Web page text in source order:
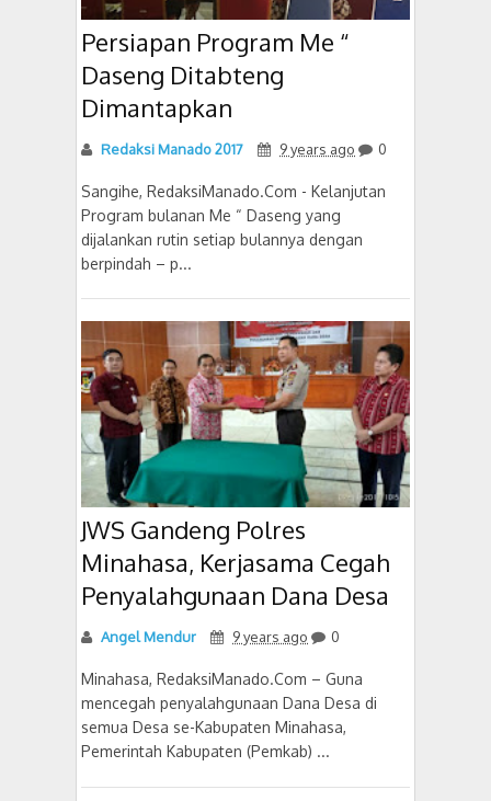
Persiapan Program Me “
Daseng Ditabteng
Dimantapkan
Redaksi Manado 2017 9 years ago 0
Sangihe, RedaksiManado.Com - Kelanjutan
Program bulanan Me “ Daseng yang
dijalankan rutin setiap bulannya dengan
berpindah – p...
JWS Gandeng Polres
Minahasa, Kerjasama Cegah
Penyalahgunaan Dana Desa
Angel Mendur 9 years ago 0
Minahasa, RedaksiManado.Com – Guna
mencegah penyalahgunaan Dana Desa di
semua Desa se-Kabupaten Minahasa,
Pemerintah Kabupaten (Pemkab) ...